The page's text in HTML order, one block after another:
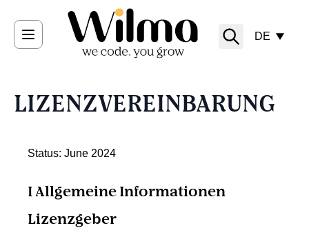
DE
LIZENZVEREINBARUNG
Status: June 2024
I Allgemeine Informationen
Lizenzgeber